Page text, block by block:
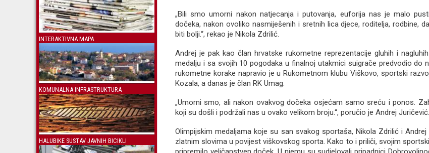
INTERAKTIVNA MAPA
KOMUNALNA INFRASTRUKTURA
HALUBIKE SUSTAV JAVNIH BICIKLI
„Bili smo umorni nakon natjecanja i putovanja, euforija nas je malo
dočeka, nakon ovoliko nasmiješenih i sretnih lica djece, roditelja, rodbine,
biti bolji.“, rekao je Nikola Zdrilić.
Andrej je pak kao član hrvatske rukometne reprezentacije gluhih i
medalju i sa svojih 10 pogodaka u finalnoj utakmici suigrače predvodio do
rukometne korake napravio je u Rukometnom klubu Viškovo, sportski
Kozala, a danas je član RK Umag.
„Umorni smo, ali nakon ovakvog dočeka osjećam samo sreću i ponos.
koji su došli i podržali nas u ovako velikom broju.“, poručio je Andrej Juričević.
Olimpijskim medaljama koje su san svakog sportaša, Nikola Zdrilić i
zlatnim slovima u povijest viškovskog sporta. Kako to i priliči, svojim